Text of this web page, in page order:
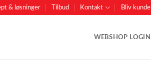
& løsninger Tilbud Kontakt Bliv kunde
WEBSHOP LOGIN